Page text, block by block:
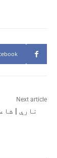
Next article
نارې |